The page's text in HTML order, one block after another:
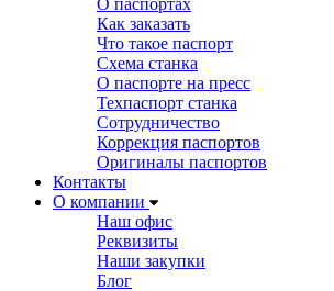
О паспортах
Как заказать
Что такое паспорт
Схема станка
О паспорте на пресс
Техпаспорт станка
Сотрудничество
Коррекция паспортов
Оригиналы паспортов
Контакты
О компании
Наш офис
Реквизиты
Наши закупки
Блог